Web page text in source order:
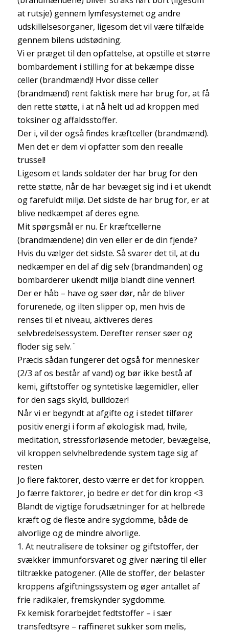
at rutsje) gennem lymfesystemet og andre
udskillelsesorganer, ligesom det vil være tilfælde
gennem bilens udstødning.
Vi er præget til den opfattelse, at opstille et større
bombardement i stilling for at bekæmpe disse
celler (brandmænd)! Hvor disse celler
(brandmænd) rent faktisk mere har brug for, at få
den rette støtte, i at nå helt ud ad kroppen med
toksiner og affaldsstoffer.
Der i, vil der også findes kræftceller (brandmænd).
Men det er dem vi opfatter som den reealle
trussel!
Ligesom et lands soldater der har brug for den
rette støtte, når de har bevæget sig ind i et ukendt
og farefuldt miljø. Det sidste de har brug for, er at
blive nedkæmpet af deres egne.
Mit spørgsmål er nu. Er kræftcellerne
(brandmændene) din ven eller er de din fjende?
Hvis du vælger det sidste. Så svarer det til, at du
nedkæmper en del af dig selv (brandmanden) og
bombarderer ukendt miljø blandt dine venner!.
Der er håb – have og søer dør, når de bliver
forurenede, og ilten slipper op, men hvis de
renses til et niveau, aktiveres deres
selvbredelsessystem. Derefter renser søer og
floder sig selv.¨
Præcis sådan fungerer det også for mennesker
(2/3 af os består af vand) og bør ikke bestå af
kemi, giftstoffer og syntetiske lægemidler, eller
for den sags skyld, bulldozer!
Når vi er begyndt at afgifte og i stedet tilfører
positiv energi i form af økologisk mad, hvile,
meditation, stressforløsende metoder, bevægelse,
vil kroppen selvhelbredende system tage sig af
resten
Jo flere faktorer, desto værre er det for kroppen.
Jo færre faktorer, jo bedre er det for din krop <3
Blandt de vigtige forudsætninger for at helbrede
kræft og de fleste andre sygdomme, både de
alvorlige og de mindre alvorlige.
1. At neutralisere de toksiner og giftstoffer, der
svækker immunforsvaret og giver næring til eller
tiltrække patogener. (Alle de stoffer, der belaster
kroppens afgiftningssystem og øger antallet af
frie radikaler, fremskynder sygdomme.
Fx kemisk forarbejdet fedtstoffer – i sær
transfedtsyre – raffineret sukker som melis,